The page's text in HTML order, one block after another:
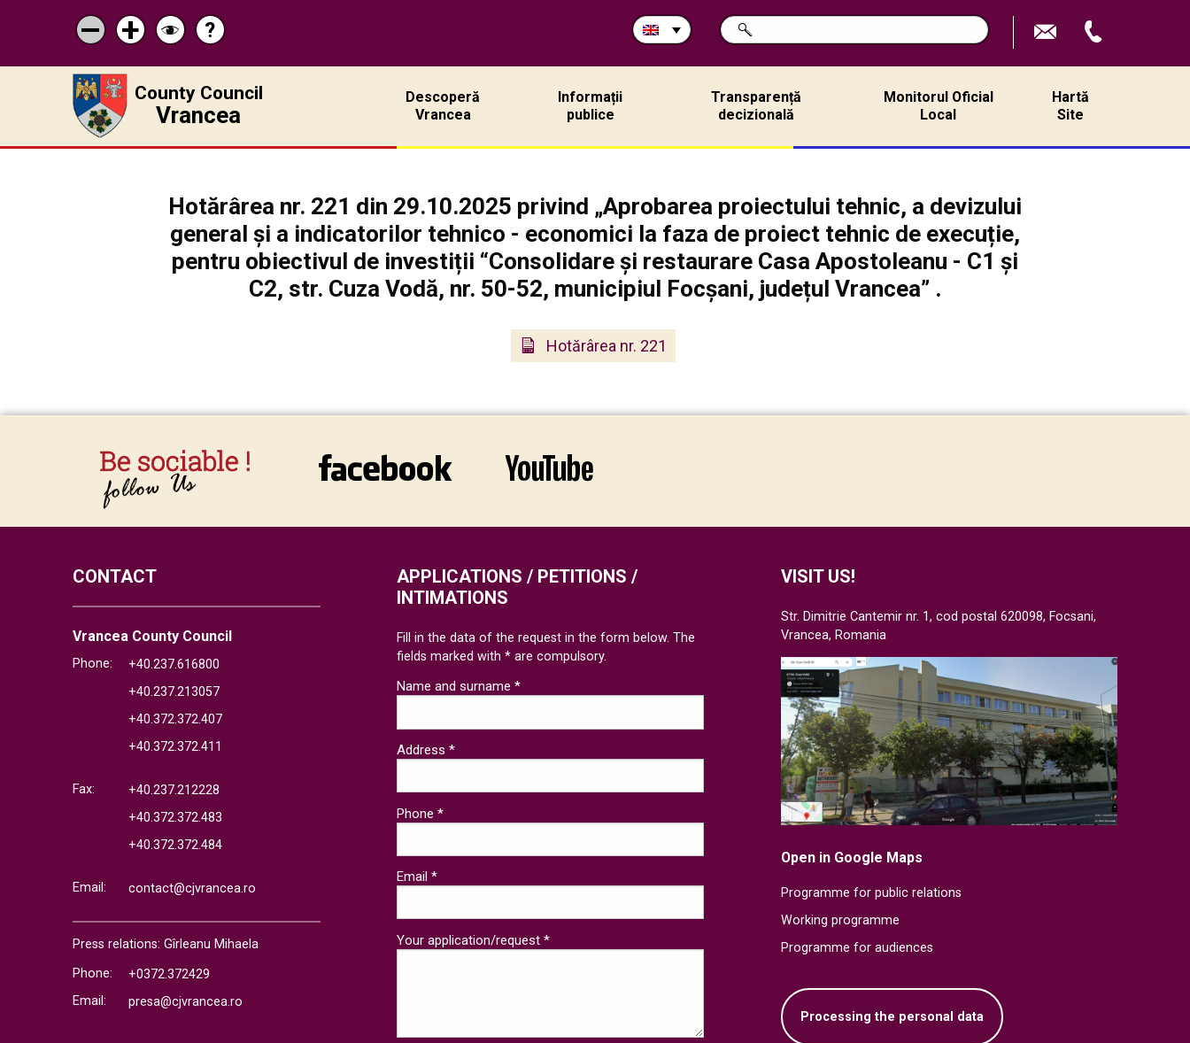
Micșorează
scrisul
Mărește
scrisul
Schimbă
contrastul
Help
?
Search
in
SEARCH
County Council
Vrancea
Descoperă
Vrancea
Informații
publice
Transparență
decizională
Monitorul Oficial
Local
Hartă
Site
Hotărârea nr. 221 din 29.10.2025 privind „Aprobarea proiectului tehnic, a devizului
general și a indicatorilor tehnico - economici la faza de proiect tehnic de execuție,
pentru obiectivul de investiții “Consolidare și restaurare Casa Apostoleanu - C1 și
C2, str. Cuza Vodă, nr. 50-52, municipiul Focșani, județul Vrancea” .
Hotărârea nr. 221
CONTACT
Vrancea County Council
Phone:
+40.237.616800
+40.237.213057
+40.372.372.407
+40.372.372.411
Fax:
+40.237.212228
+40.372.372.483
+40.372.372.484
Email: contact@cjvrancea.ro
Press relations: Gîrleanu Mihaela
Phone:
+0372.372429
Email:
presa@cjvrancea.ro
VISIT US!
Str. Dimitrie Cantemir nr. 1, cod postal 620098, Focsani,
Vrancea, Romania
Open in Google Maps
Programme for public relations
Working programme
Programme for audiences
Processing the personal data
APPLICATIONS / PETITIONS /
INTIMATIONS
Fill in the data of the request in the form below. The
fields marked with * are compulsory.
Name and surname *
Address *
Phone *
Email *
Your application/request *